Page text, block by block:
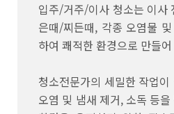
입주/거주/이사 청소는 이사
은때/찌든때, 각종 오염물
하여 쾌적한 환경으로 만들
청소전문가의 세밀한 작업
오염 및 냄새 제거, 소독 등